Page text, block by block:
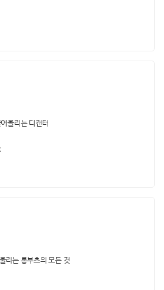
올리는 디캔터
리는 롱부츠의 모든 것